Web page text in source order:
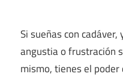
Si sueñas con
angustia o frustración
mismo, tienes el